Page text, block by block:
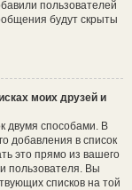
пользователей
будут скрыты
моих друзей и
двумя способами. В
добавления в список
это прямо из вашего
пользователя. Вы
списков на той